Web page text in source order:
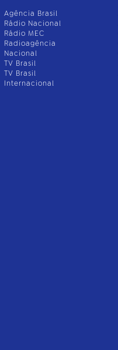
Agência Brasil
Rádio Nacional
Rádio MEC
Radioagência
Nacional
TV Brasil
TV Brasil
Internacional